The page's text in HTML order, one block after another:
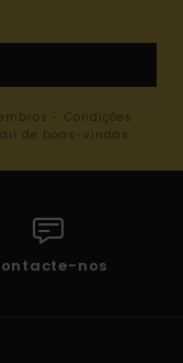
- Condições
de boas-vindas
nos